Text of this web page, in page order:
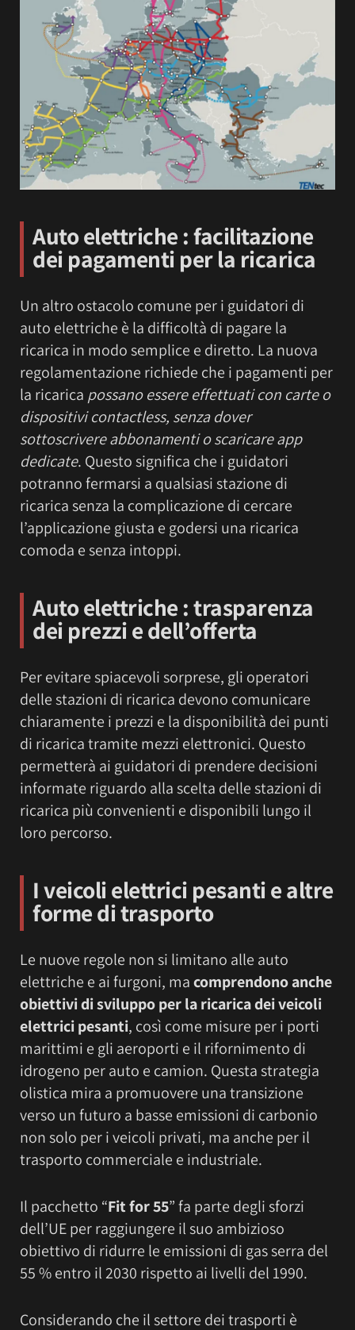
Auto elettriche : facilitazione
dei pagamenti per la ricarica
Un altro ostacolo comune per i guidatori di
auto elettriche è la difficoltà di pagare la
ricarica in modo semplice e diretto. La nuova
regolamentazione richiede che i pagamenti per
la ricarica possano essere effettuati con carte o
dispositivi contactless, senza dover
sottoscrivere abbonamenti o scaricare app
dedicate. Questo significa che i guidatori
potranno fermarsi a qualsiasi stazione di
ricarica senza la complicazione di cercare
l’applicazione giusta e godersi una ricarica
comoda e senza intoppi.
Auto elettriche : trasparenza
dei prezzi e dell’offerta
Per evitare spiacevoli sorprese, gli operatori
delle stazioni di ricarica devono comunicare
chiaramente i prezzi e la disponibilità dei punti
di ricarica tramite mezzi elettronici. Questo
permetterà ai guidatori di prendere decisioni
informate riguardo alla scelta delle stazioni di
ricarica più convenienti e disponibili lungo il
loro percorso.
I veicoli elettrici pesanti e altre
forme di trasporto
Le nuove regole non si limitano alle auto
elettriche e ai furgoni, macomprendono anche
obiettivi di sviluppo per la ricarica dei veicoli
elettrici pesanti, così come misure per i porti
marittimi e gli aeroporti e il rifornimento di
idrogeno per auto e camion. Questa strategia
olistica mira a promuovere una transizione
verso un futuro a basse emissioni di carbonio
non solo per i veicoli privati, ma anche per il
trasporto commerciale e industriale.
Il pacchetto “Fit for 55” fa parte degli sforzi
dell’UE per raggiungere il suo ambizioso
obiettivo di ridurre le emissioni di gas serra del
55 % entro il 2030 rispetto ai livelli del 1990.
Considerando che il settore dei trasporti è